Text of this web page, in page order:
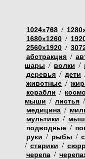
1024х768 /
1680х1260 /
2560х1920 /
абстракция /
шары / волки /
деревья / дети
животные /
корабли /
мыши / листья /
медицина /
мультики /
подводные /
руки / рыбы /
/ старики /
черепа /